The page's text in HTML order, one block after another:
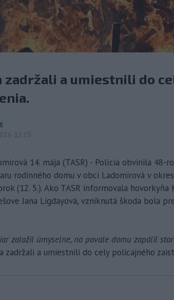
zadržali a umiestnili do
12:15
14. mája (TASR) - Polícia obvinila 48-
rodinného domu v obci Ladomirová v
(12. 5.). Ako TASR informovala
Jana Ligdayová, vzniknutá škoda bola
založil úmyselne, na povale domu zapálil
zadržali a umiestnili do cely policajného